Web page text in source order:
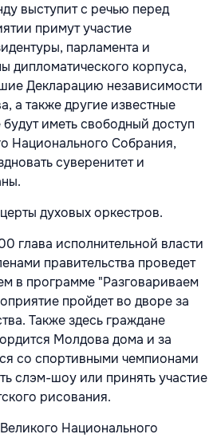
выступит с речью перед
примут участие
парламента и
дипломатического корпуса,
Декларацию независимости
а также другие известные
иметь свободный доступ
Национального Собрания,
суверенитет и
духовых оркестров.
глава исполнительной власти
правительства проведет
в программе "Разговариваем
пройдет во дворе за
Также здесь граждане
Молдова дома и за
со спортивными чемпионами
слэм-шоу или принять участие
рисования.
Национального